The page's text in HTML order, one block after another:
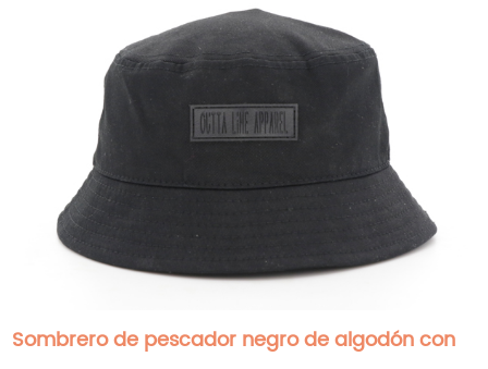
Sombrero de pescador negro de algodón con